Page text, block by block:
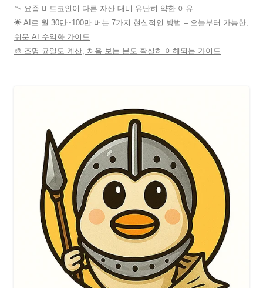
📉 요즘 비트코인이 다른 자산 대비 유난히 약한 이유
🌟 AI로 월 30만~100만 버는 7가지 현실적인 방법 – 오늘부터 가능한,
쉬운 AI 수익화 가이드
🎨 조명 균일도 계산, 처음 보는 분도 확실히 이해되는 가이드